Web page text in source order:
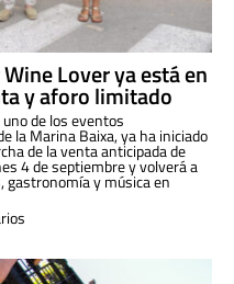
Lover ya está en
y aforo limitado
de los eventos
la Marina Baixa, ya ha iniciado
de la venta anticipada de
4 de septiembre y volverá a
gastronomía y música en